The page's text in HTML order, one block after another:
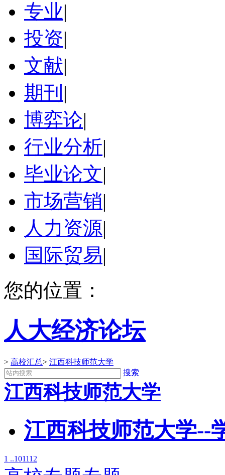
专业|
投资|
文献|
期刊 |
博弈论|
行业分析|
毕业论文|
市场营销|
人力资源|
国际贸易|
您的位置：
人大经济论坛
> 高校汇总> 江西科技师范大学
搜索
江西科技师范大学
江西科技师范大学--
1 ..101112